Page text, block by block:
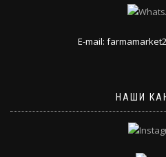
E-mail:
НАШИ